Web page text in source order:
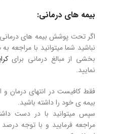
بیمه های درمانی:
اگر تحت پوشش بیمه های
نباشید شما میتوانید با مراجعه
بخشی از مبالغ درمانی برای
نمایید.
فقط کافیست در انتهای درمان و
بیمه ی خود را داشته باشید.
سپس میتوانید با در دست
مراجعه فرمایید و با توجه درصد